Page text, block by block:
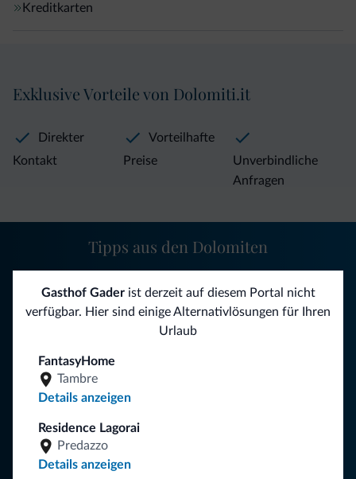
Kreditkarten
Gasthof Gaderist derzeit auf diesem Portal nicht
verfügbar. Hier sind einige Alternativlösungen für Ihren
Urlaub
FantasyHome
Tambre
Details anzeigen
Residence Lagorai
Predazzo
Details anzeigen
Exklusive Vorteile von Dolomiti.it
Direkter
Kontakt
Vorteilhafte
Preise
Unverbindliche
Anfragen
Folgen Sie Dolomiti.it auf
Tipps aus den Dolomiten
Neuigkeiten für Ihren Urlaub in den Dolomiten.
NEWSLETTER ABONNIEREN